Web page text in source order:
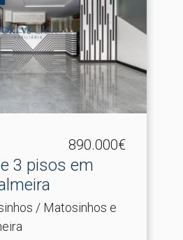
890.000€
3 pisos em
/ Matosinhos e